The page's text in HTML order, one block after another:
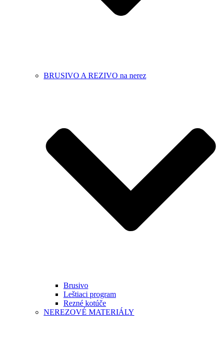
BRUSIVO A REZIVO na nerez
Brusivo
Leštiaci program
Rezné kotúče
NEREZOVÉ MATERIÁLY